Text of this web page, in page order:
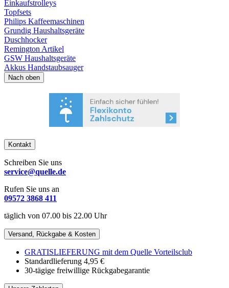
Einkaufstrolleys
Topfsets
Philips Kaffeemaschinen
Grundig Haushaltsgeräte
Duschhocker
Remington Artikel
GSW Haushaltsgeräte
Akkus Handstaubsauger
Nach oben
Kontakt
Schreiben Sie uns
service@quelle.de
Rufen Sie uns an
09572 3868 411
täglich von 07.00 bis 22.00 Uhr
Versand, Rückgabe & Kosten
GRATISLIEFERUNG mit dem Quelle Vorteilsclub
Standardlieferung 4,95 €
30-tägige freiwillige Rückgabegarantie